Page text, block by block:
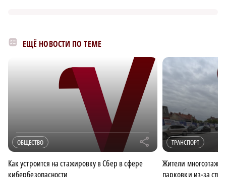
ЕЩЁ НОВОСТИ ПО ТЕМЕ
ОБЩЕСТВО r
Как устроится на стажировку в Сбер в сфере
кибербезопасности
ТРАНСПОРТ
Жители
парковки из-за